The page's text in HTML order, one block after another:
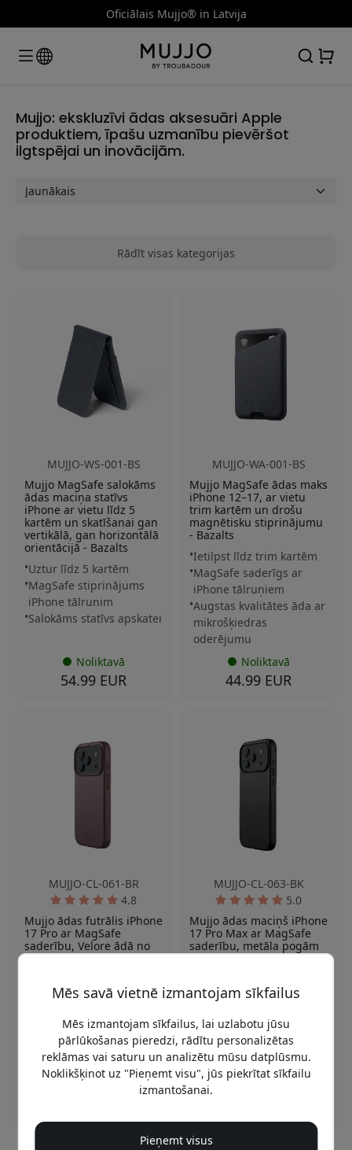
Oficiālais Mujjo® in Latvija
Mujjo: ekskluzīvi ādas aksesuāri Apple
produktiem, īpašu uzmanību pievēršot
ilgtspējai un inovācijām.
Rādīt visas kategorijas
MUJJO-WS-001-BS
Mujjo MagSafe salokāms
ādas maciņa statīvs
iPhone ar vietu līdz 5
kartēm un skatīšanai gan
vertikālā, gan horizontālā
orientācijā - Bazalts
Uztur līdz 5 kartēm
MagSafe stiprinājums
iPhone tālrunim
Salokāms statīvs apskatei
Noliktavā
54.99 EUR
MUJJO-WA-001-BS
Mujjo MagSafe ādas maks
iPhone 12–17, ar vietu
trim kartēm un drošu
magnētisku stiprinājumu
- Bazalts
Ietilpst līdz trim kartēm
MagSafe saderīgs ar
iPhone tālruņiem
Augstas kvalitātes āda ar
mikrošķiedras
oderējumu
Noliktavā
44.99 EUR
MUJJO-CL-061-BR
4.8
Mujjo ādas futrālis iPhone
17 Pro ar MagSafe
saderību, Velore ādā no
dāņu teļādas - Bronzas
Premium Velore ādas
MagSafe saderīgs
magnētiskais
izlīdzinājums
Metāla pogas un izciļņi
MUJJO-CL-063-BK
5.0
Mujjo ādas maciņš iPhone
17 Pro Max ar MagSafe
saderību, metāla pogām
un kameras aizsardzību -
Premium Velore ādas
MagSafe saderīgs
magnētiskais masīvs
Apstrādāta metāla
pogas, kameras izciļņi
Mēs savā vietnē izmantojam sīkfailus
Mēs izmantojam sīkfailus, lai uzlabotu jūsu
pārlūkošanas pieredzi, rādītu personalizētas
reklāmas vai saturu un analizētu mūsu datplūsmu.
Noklikšķinot uz "Pieņemt visu", jūs piekrītat sīkfailu
izmantošanai.
Pieņemt visus